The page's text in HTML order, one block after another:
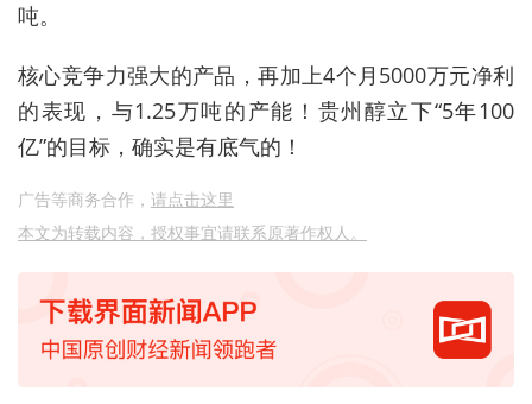
吨。
核心竞争力强大的产品，再加上4个月5000万元净利
的表现，与1.25万吨的产能！贵州醇立下“5年100
亿”的目标，确实是有底气的！
广告等商务合作， 请点击这里
本文为转载内容，授权事宜请联系原著作权人。